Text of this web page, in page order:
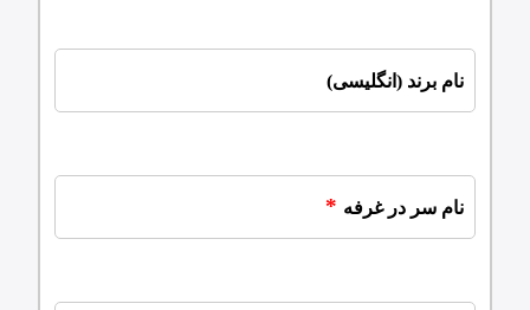
نام برند (انگلیسی)
نام سر در غرفه